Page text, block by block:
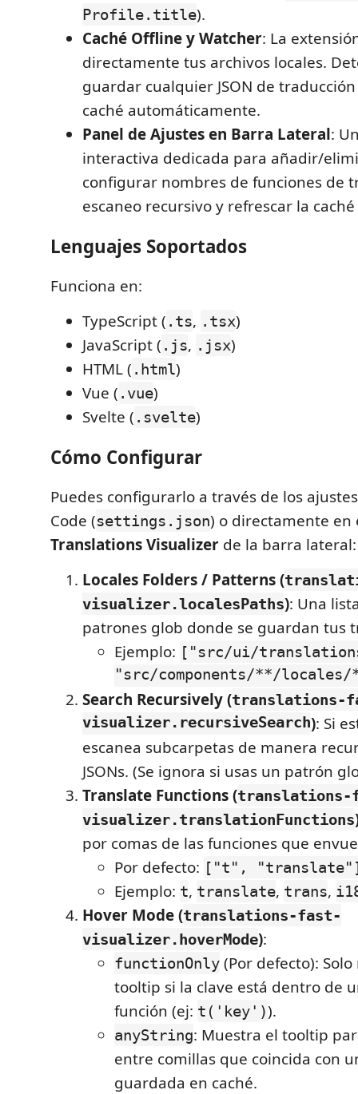
Profile.title).
Caché Offline y Watcher: La
directamente tus archivos locales.
guardar cualquier JSON de
caché automáticamente.
Panel de Ajustes en Barra Lateral:
interactiva dedicada para añadir/
configurar nombres de funciones de
escaneo recursivo y refrescar la
Lenguajes Soportados
Funciona en:
TypeScript ( .ts, .tsx)
JavaScript ( .js, .jsx)
HTML ( .html)
Vue ( .vue)
Svelte ( .svelte)
Cómo Configurar
Puedes configurarlo a través de los
Code (settings.json) o directamente en
Translations Visualizer de la barra lateral:
Locales Folders / Patterns (
visualizer.localesPaths): Una
patrones glob donde se guardan tus
Ejemplo: ["src/ui/
"src/components/**/
Search Recursively (translations-
visualizer.recursiveSearch): Si
escanea subcarpetas de manera
JSONs. (Se ignora si usas un patrón
Translate Functions (translations-
visualizer.translationFunctions
por comas de las funciones que
Por defecto: ["t",
Ejemplo: t, translate, trans,
Hover Mode (translations-fast-
visualizer.hoverMode):
functionOnly (Por defecto):
tooltip si la clave está dentro de
función (ej: t('key')).
anyString: Muestra el tooltip
entre comillas que coincida con
guardada en caché.